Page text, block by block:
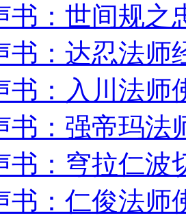
书：世间规
书：达忍法师
书：入川法师
书：强帝玛法
书：穹拉仁波
书：仁俊法师